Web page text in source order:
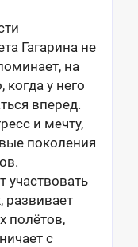
Гагарина не
на
когда у него
вперед.
и мечту,
поколения
участвовать
развивает
полётов,
с